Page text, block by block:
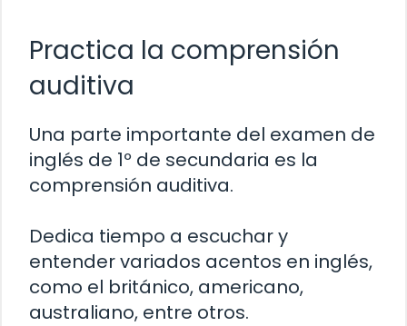
Practica la comprensión
auditiva
Una parte importante del examen de
inglés de 1º de secundaria es la
comprensión auditiva.
Dedica tiempo a escuchar y
entender variados acentos en inglés,
como el británico, americano,
australiano, entre otros.